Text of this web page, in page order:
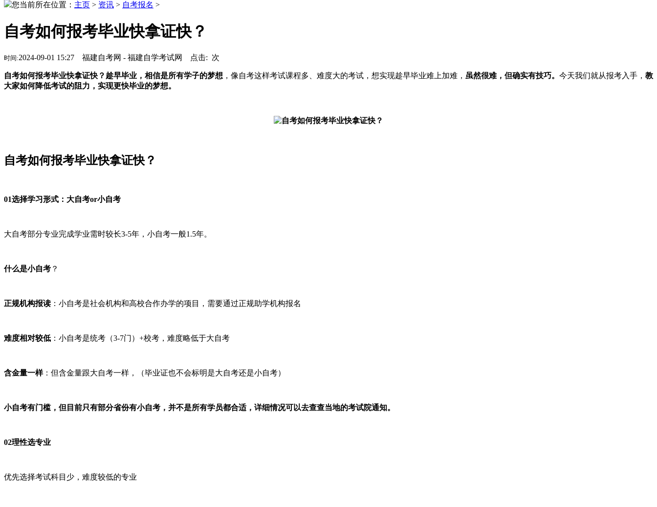
您当前所在位置： 主页 > 资讯 > 自考报名 >
自考如何报考毕业快拿证快？
时间:2024-09-01 15:27 福建自考网 - 福建自学考试网 点击: 次
自考如何报考毕业快拿证快？趁早毕业，相信是所有学子的梦想 ，像自考这样考试课程多、难度大的考试，想实现趁早毕业难上加难， 虽然很难，但确实有技巧。 今天我们就从报考入手， 教
大家如何降低考试的阻力，实现更快毕业的梦想。
自考如何报考毕业快拿证快？
01选择学习形式：大自考or小自考
大自考部分专业完成学业需时较长3-5年，小自考一般1.5年。
什么是小自考 ？
正规机构报读 ：小自考是社会机构和高校合作办学的项目，需要通过正规助学机构报名
难度相对较低 ：小自考是统考（3-7门）+校考，难度略低于大自考
含金量一样：但含金量跟大自考一样，（毕业证也不会标明是大自考还是小自考）
小自考有门槛，但目前只有部分省份有小自考，并不是所有学员都合适，详细情况可以去查查当地的考试院通知。
02理性选专业
优先选择考试科目少，难度较低的专业